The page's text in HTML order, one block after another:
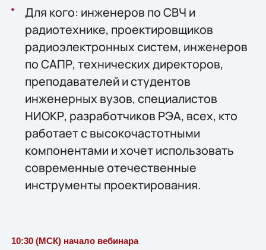
Для кого: инженеров по СВЧ и
радиотехнике, проектировщиков
радиоэлектронных систем, инженеров
по САПР, технических директоров,
преподавателей и студентов
инженерных вузов, специалистов
НИОКР, разработчиков РЭА, всех, кто
работает с высокочастотными
компонентами и хочет использовать
современные отечественные
инструменты проектирования.
10:30 (МСК) начало вебинара